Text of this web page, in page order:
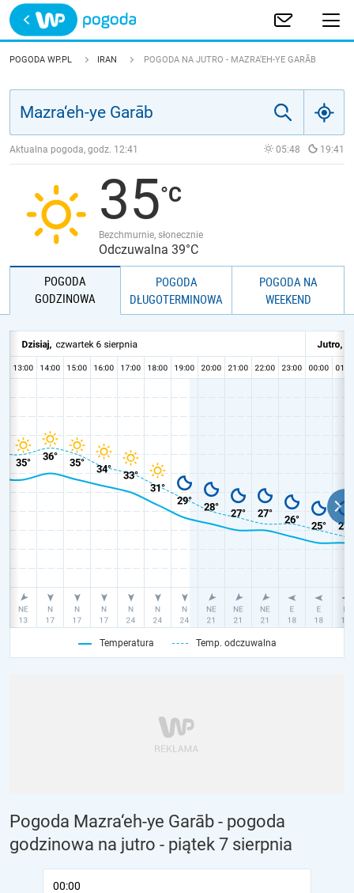
Trwa ładowanie
POLSKA
JAKOŚĆ POWIETRZA
POGODA WP.PL IRAN POGODA NA JUTRO - MAZRA‘EH-YE GARĀB
Aktualna pogoda, godz. 12:41 05:48 19:41
35
Bezchmurnie, słonecznie
Odczuwalna 39°C
POGODA
GODZINOWA
POGODA
DŁUGOTERMINOWA
POGODA NA
WEEKEND
Temperatura Temp. odczuwalna
Pogoda Mazra‘eh-ye Garāb - pogoda
godzinowa na jutro - piątek 7 sierpnia
00:00